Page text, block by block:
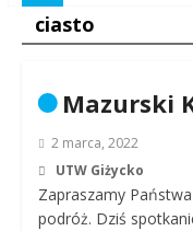
ciasto
Mazurski
2 marca, 2022
UTW Giżycko
Zapraszamy
podróż. Dziś